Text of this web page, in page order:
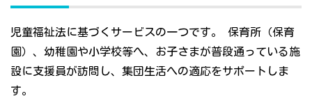
児童福祉法に基づくサービスの一つです。 保育所（保育
園）、幼稚園や小学校等へ、お子さまが普段通っている施
設に支援員が訪問し、集団生活への適応をサポートしま
す。